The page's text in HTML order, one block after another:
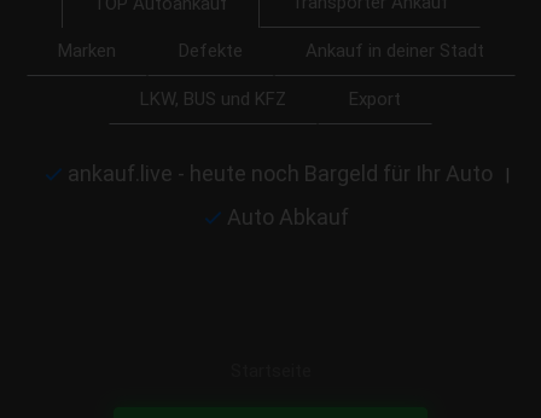
Marken Defekte Ankauf in deiner Stadt
LKW, BUS und KFZ Export
ankauf.live - heute noch Bargeld für Ihr Auto |
Auto Abkauf